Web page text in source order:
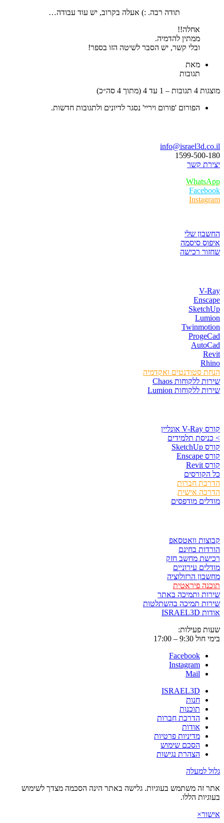
תודה רבה. :) אעלה בקרוב, יש עוד עבודה…
אחלה!!
ממתין להדמיה.
ובלי קשר, יש הסבר לשיטה הזו בספר!
מאת
תגובות
מוצגות 4 תגובות – 1 עד 4 (מתוך 4 סה״כ)
הפורום 'פורום ויריי' נסגר לדיונים ולתגובות חדשות.
info@israel3d.co.il
1599-500-180
יצירת קשר
WhatsApp
Facebook
Instagram
החשבון שלי
איפוס סיסמה
שחזור רכישה
V-Ray
Enscape
SketchUp
Lumion
Twinmotion
ProgeCad
AutoCad
Revit
Rhino
הנחת סטודנטים ואקדמיה
שירות ללקוחות Chaos
שירות ללקוחות Lumion
קורס V-Ray אונליין
> כניסת תלמידים
קורס SketchUp
קורס Enscape
קורס Revit
כל הקורסים
הדרכת חברות
הדרכה אישית
מודלים מודפסים
קבוצות וואטסאפ
הורדות בחינם
רכישת מחשב חזק
מודלים עירוניים
מחשבון הרזולוציה
תוכנה פיראטית
שירות ותמיכה באתר
שירות תמיכה בהשתלטות
אודות ISRAEL3D
שעות פעילות:
בימי חול 9:30 – 17:00
Facebook
Instagram
Mail
ISRAEL3D
חנות
תוכנות
הדרכת חברות
אודות
מדיניות פרטיות
הסכם שימוש
הצהרת נגישות
גלול למעלה
אתר זה משתמש בעוגיות. גלישה באתר הינה הסכמה מצדך לשימוש
בעוגיות הללו.
אישור×